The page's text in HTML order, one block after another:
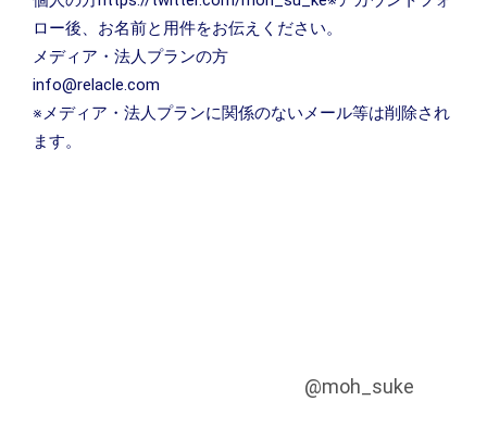
ロー後、お名前と用件をお伝えください。
メディア・法人プランの方
info@relacle.com
※メディア・法人プランに関係のないメール等は削除され
ます。
@moh_suke